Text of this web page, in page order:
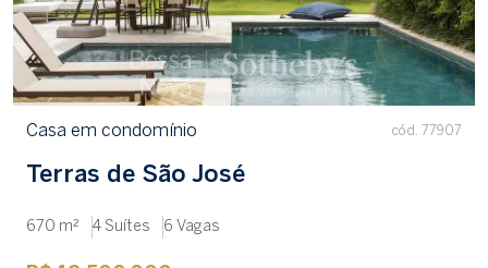
Casa em condomínio cód. 77907
Terras de São José
670 m² 4 Suítes 6 Vagas